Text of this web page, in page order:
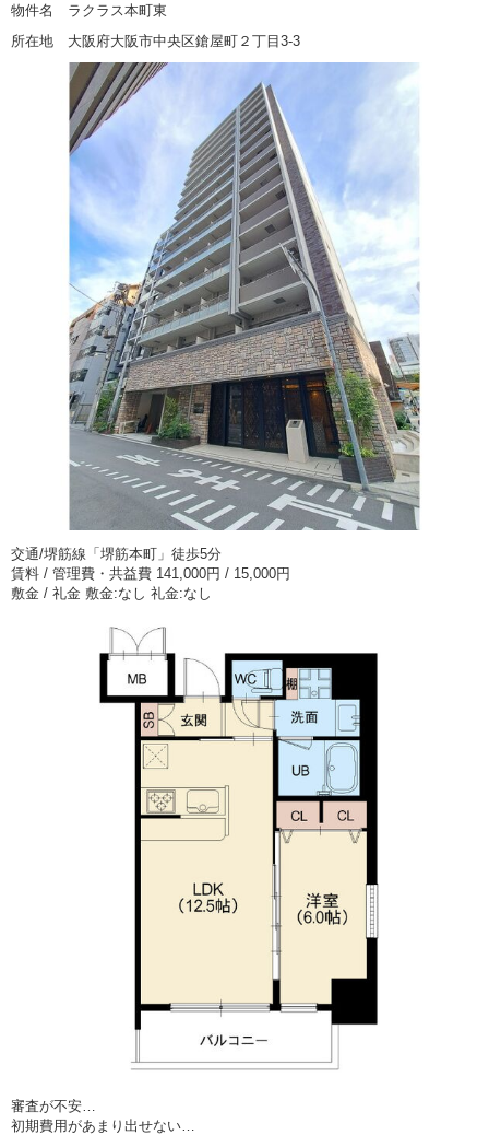
物件名 ラクラス本町東
所在地 大阪府大阪市中央区鎗屋町２丁目3-3
交通/堺筋線「堺筋本町」徒歩5分
賃料 / 管理費・共益費 141,000円 / 15,000円
敷金 / 礼金 敷金:なし 礼金:なし
審査が不安…
初期費用があまり出せない…